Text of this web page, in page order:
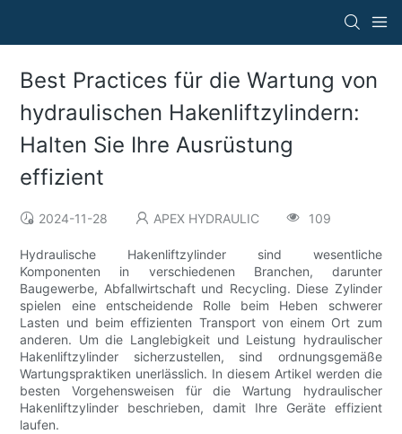
Best Practices für die Wartung von
hydraulischen Hakenliftzylindern:
Halten Sie Ihre Ausrüstung
effizient
2024-11-28 APEX HYDRAULIC 109
Hydraulische Hakenliftzylinder sind wesentliche
Komponenten in verschiedenen Branchen, darunter
Baugewerbe, Abfallwirtschaft und Recycling. Diese Zylinder
spielen eine entscheidende Rolle beim Heben schwerer
Lasten und beim effizienten Transport von einem Ort zum
anderen. Um die Langlebigkeit und Leistung hydraulischer
Hakenliftzylinder sicherzustellen, sind ordnungsgemäße
Wartungspraktiken unerlässlich. In diesem Artikel werden die
besten Vorgehensweisen für die Wartung hydraulischer
Hakenliftzylinder beschrieben, damit Ihre Geräte effizient
laufen.